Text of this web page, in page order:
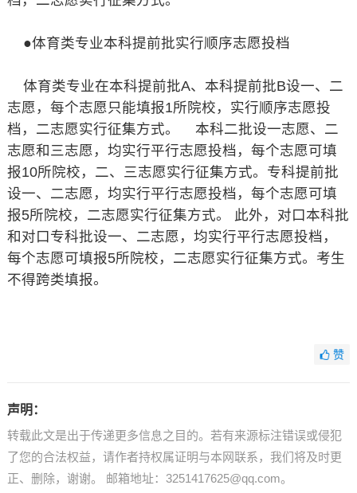
●体育类专业本科提前批实行顺序志愿投档
体育类专业在本科提前批A、本科提前批B设一、二
志愿，每个志愿只能填报1所院校，实行顺序志愿投
档，二志愿实行征集方式。 本科二批设一志愿、二
志愿和三志愿，均实行平行志愿投档，每个志愿可填
报10所院校，二、三志愿实行征集方式。专科提前批
设一、二志愿，均实行平行志愿投档，每个志愿可填
报5所院校，二志愿实行征集方式。 此外，对口本科批
和对口专科批设一、二志愿，均实行平行志愿投档，
每个志愿可填报5所院校，二志愿实行征集方式。考生
不得跨类填报。
赞
声明：
转载此文是出于传递更多信息之目的。若有来源标注错误或侵犯
了您的合法权益，请作者持权属证明与本网联系，我们将及时更
正、删除，谢谢。 邮箱地址：3251417625@qq.com。